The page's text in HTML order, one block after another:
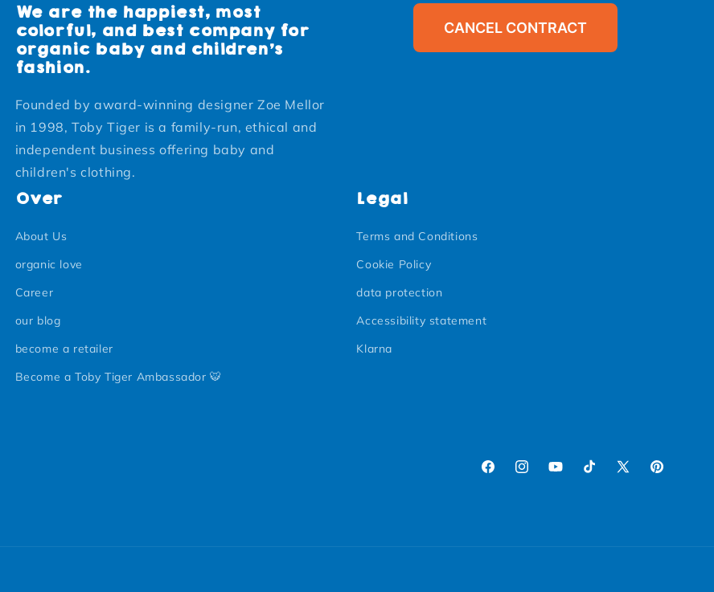
We are the happiest, most
colorful, and best company for
organic baby and children's
fashion.
Founded by award-winning designer Zoe Mellor
in 1998, Toby Tiger is a family-run, ethical and
independent business offering baby and
children's clothing.
CANCEL CONTRACT
Over
About Us
organic love
Career
our blog
become a retailer
Become a Toby Tiger Ambassador 🐯
Legal
Terms and Conditions
Cookie Policy
data protection
Accessibility statement
Klarna
FacebookInstagram
YouTubeTikTokX (Twitter)
Pinterest